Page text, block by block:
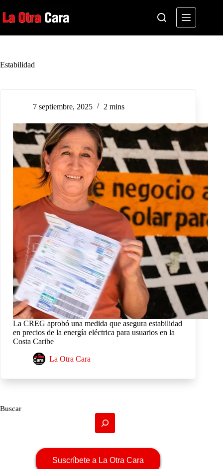
al
contenido
Estabilidad
7 septiembre, 2025 2 mins
La CREG aprobó una medida que asegura estabilidad
en precios de la energía eléctrica para usuarios en la
Costa Caribe
La Otra Cara
Buscar
Suscríbete a La Otra Cara